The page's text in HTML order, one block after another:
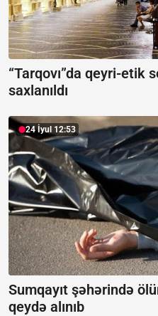
“Tarqovı”da qeyri-etik
saxlanıldı
24 İyul 12:53
Sumqayıt şəhərində
qeydə alınıb